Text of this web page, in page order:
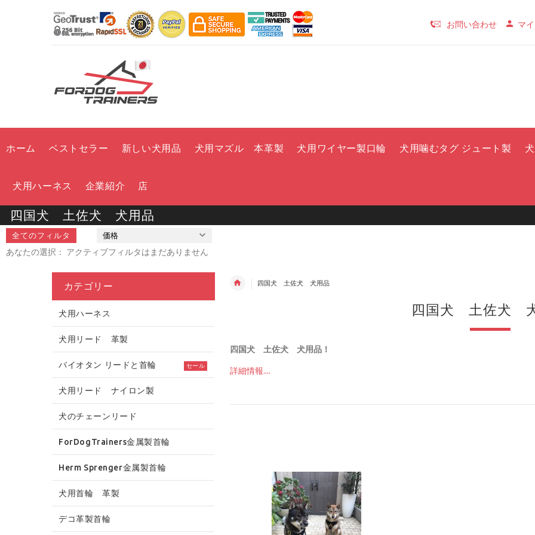
お問い合わせ マ
ホーム ベストセラー 新しい犬用品 犬用マズル 本革製 犬用ワイヤー製口輪 犬用噛むタグ ジュート製
犬用ハーネス 企業紹介 店
四国犬 土佐犬 犬用品
全てのフィルタ 価格
あなたの選択： アクティブフィルタはまだありません
四国犬 土佐犬 犬用品
四国犬 土佐犬
四国犬 土佐犬 犬用品！
詳細情報....
カテゴリー
犬用ハーネス
犬用リード 革製
バイオタン リードと首輪 セール
犬用リード ナイロン製
犬のチェーンリード
ForDogTrainers金属製首輪
Herm Sprenger金属製首輪
犬用首輪 革製
デコ革製首輪